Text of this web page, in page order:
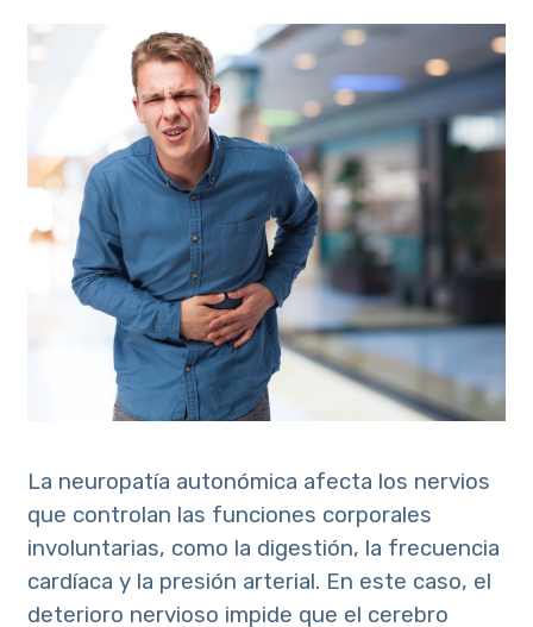
La neuropatía autonómica afecta los nervios
que controlan las funciones corporales
involuntarias, como la digestión, la frecuencia
cardíaca y la presión arterial. En este caso, el
deterioro nervioso impide que el cerebro